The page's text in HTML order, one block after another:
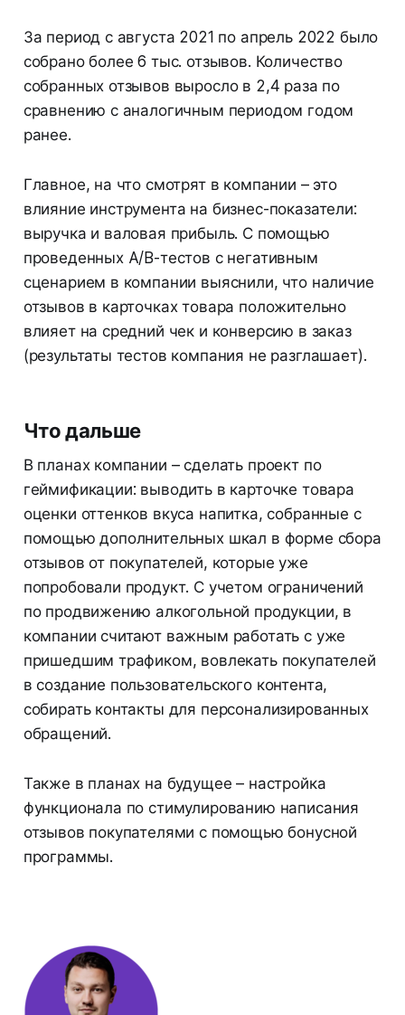
За период с августа 2021 по апрель 2022 было
собрано более 6 тыс. отзывов. Количество
собранных отзывов выросло в 2,4 раза по
сравнению с аналогичным периодом годом
ранее.
Главное, на что смотрят в компании – это
влияние инструмента на бизнес-показатели:
выручка и валовая прибыль. С помощью
проведенных A/B-тестов с негативным
сценарием в компании выяснили, что наличие
отзывов в карточках товара положительно
влияет на средний чек и конверсию в заказ
(результаты тестов компания не разглашает).
Что дальше
В планах компании – сделать проект по
геймификации: выводить в карточке товара
оценки оттенков вкуса напитка, собранные с
помощью дополнительных шкал в форме сбора
отзывов от покупателей, которые уже
попробовали продукт. С учетом ограничений
по продвижению алкогольной продукции, в
компании считают важным работать с уже
пришедшим трафиком, вовлекать покупателей
в создание пользовательского контента,
собирать контакты для персонализированных
обращений.
Также в планах на будущее – настройка
функционала по стимулированию написания
отзывов покупателями с помощью бонусной
программы.